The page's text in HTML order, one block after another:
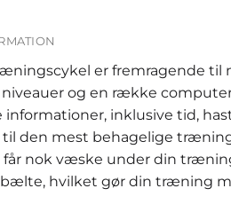
er fremragende
og en række
inklusive tid,
den mest behagelige
får nok væske under din
hvilket gør din træning